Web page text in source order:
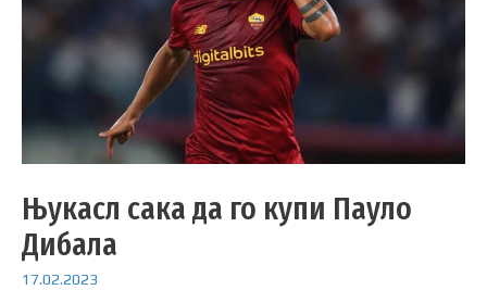
Њукасл сака да го купи Пауло
Дибала
17.02.2023